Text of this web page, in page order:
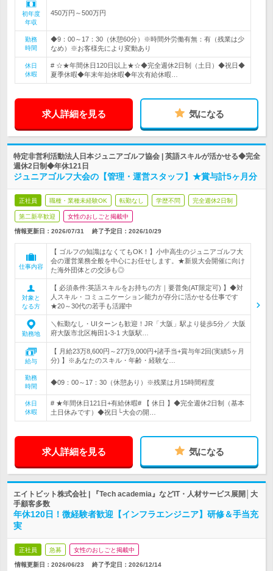
初年度
年収
450万円～500万円
勤務
時間
◆9：00～17：30（休憩60分）※時間外労働有無：有（残業は少
なめ）※お客様先により変動あり
休日
休暇
# ☆★年間休日120日以上★☆◆完全週休2日制（土日）◆祝日◆
夏季休暇◆年末年始休暇◆年次有給休暇…
求人詳細を見る 気になる
特定非営利活動法人日本ジュニアゴルフ協会 | 英語スキルが活かせる◆完全
週休2日制◆年休121日
ジュニアゴルフ大会の【管理・運営スタッフ】★賞与計5ヶ月分
正社員 職種・業種未経験OK 転勤なし 学歴不問 完全週休2日制
第二新卒歓迎 女性のおしごと掲載中
情報更新日：2026/07/31 終了予定日： 2026/10/29
仕事内容
【 ゴルフの知識はなくてもOK！】小中高生のジュニアゴルフ大
会の運営業務全般を中心にお任せします。★新規大会開催に向け
た海外団体との交渉も◎
対象と
なる方
【 必須条件:英語スキルをお持ちの方｜要普免(AT限定可) 】◆対
人スキル・コミュニケーション能力が存分に活かせる仕事です
★20～30代の若手も活躍中
勤務地
＼転勤なし・UIターンも歓迎！JR「大阪」駅より徒歩5分／ 大阪
府大阪市北区梅田1-3-1 大阪駅…
給与
【 月給23万8,600円～27万9,000円+諸手当+賞与年2回(実績5ヶ月
分) 】※あなたのスキル・年齢・経験な…
勤務
時間
◆09：00～17：30（休憩あり）※残業は月15時間程度
休日
休暇
# ★年間休日121日+有給休暇# 【 休日 】◆完全週休2日制（基本
土日休みです）◆祝日└大会の開…
求人詳細を見る 気になる
エイトビット株式会社 | 『Tech academia』などIT・人材サービス展開│大
手顧客多数
年休120日！微経験者歓迎【インフラエンジニア】研修＆手当充
実
正社員 急募 女性のおしごと掲載中
情報更新日：2026/06/23 終了予定日： 2026/12/14